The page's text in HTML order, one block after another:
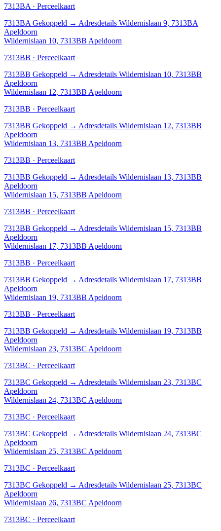
7313BA · Perceelkaart
7313BA Gekoppeld → Adresdetails Wildernislaan 9, 7313BA
Apeldoorn
Wildernislaan 10, 7313BB Apeldoorn
7313BB · Perceelkaart
7313BB Gekoppeld → Adresdetails Wildernislaan 10, 7313BB
Apeldoorn
Wildernislaan 12, 7313BB Apeldoorn
7313BB · Perceelkaart
7313BB Gekoppeld → Adresdetails Wildernislaan 12, 7313BB
Apeldoorn
Wildernislaan 13, 7313BB Apeldoorn
7313BB · Perceelkaart
7313BB Gekoppeld → Adresdetails Wildernislaan 13, 7313BB
Apeldoorn
Wildernislaan 15, 7313BB Apeldoorn
7313BB · Perceelkaart
7313BB Gekoppeld → Adresdetails Wildernislaan 15, 7313BB
Apeldoorn
Wildernislaan 17, 7313BB Apeldoorn
7313BB · Perceelkaart
7313BB Gekoppeld → Adresdetails Wildernislaan 17, 7313BB
Apeldoorn
Wildernislaan 19, 7313BB Apeldoorn
7313BB · Perceelkaart
7313BB Gekoppeld → Adresdetails Wildernislaan 19, 7313BB
Apeldoorn
Wildernislaan 23, 7313BC Apeldoorn
7313BC · Perceelkaart
7313BC Gekoppeld → Adresdetails Wildernislaan 23, 7313BC
Apeldoorn
Wildernislaan 24, 7313BC Apeldoorn
7313BC · Perceelkaart
7313BC Gekoppeld → Adresdetails Wildernislaan 24, 7313BC
Apeldoorn
Wildernislaan 25, 7313BC Apeldoorn
7313BC · Perceelkaart
7313BC Gekoppeld → Adresdetails Wildernislaan 25, 7313BC
Apeldoorn
Wildernislaan 26, 7313BC Apeldoorn
7313BC · Perceelkaart